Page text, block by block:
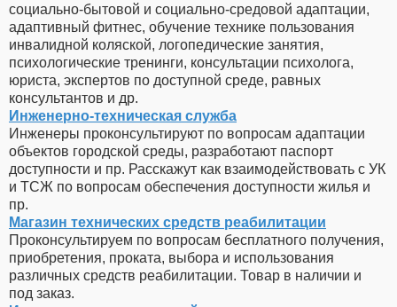
социально-бытовой и социально-средовой адаптации,
адаптивный фитнес, обучение технике пользования
инвалидной коляской, логопедические занятия,
психологические тренинги, консультации психолога,
юриста, экспертов по доступной среде, равных
консультантов и др.
Инженерно-техническая служба
Инженеры проконсультируют по вопросам адаптации
объектов городской среды, разработают паспорт
доступности и пр. Расскажут как взаимодействовать с УК
и ТСЖ по вопросам обеспечения доступности жилья и
пр.
Магазин технических средств реабилитации
Проконсультируем по вопросам бесплатного получения,
приобретения, проката, выбора и использования
различных средств реабилитации. Товар в наличии и
под заказ.